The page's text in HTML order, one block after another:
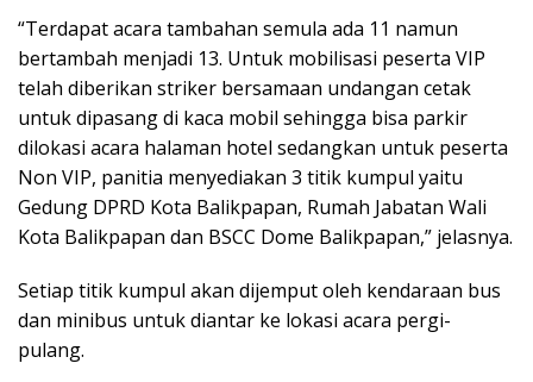
“Terdapat acara tambahan semula ada 11 namun
bertambah menjadi 13. Untuk mobilisasi peserta VIP
telah diberikan striker bersamaan undangan cetak
untuk dipasang di kaca mobil sehingga bisa parkir
dilokasi acara halaman hotel sedangkan untuk peserta
Non VIP, panitia menyediakan 3 titik kumpul yaitu
Gedung DPRD Kota Balikpapan, Rumah Jabatan Wali
Kota Balikpapan dan BSCC Dome Balikpapan,” jelasnya.
Setiap titik kumpul akan dijemput oleh kendaraan bus
dan minibus untuk diantar ke lokasi acara pergi-
pulang.